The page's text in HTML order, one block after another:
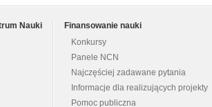
Nauki
Finansowanie nauki
Konkursy
Panele NCN
Najczęściej zadawane pytania
Informacje dla realizujących projekty
Pomoc publiczna